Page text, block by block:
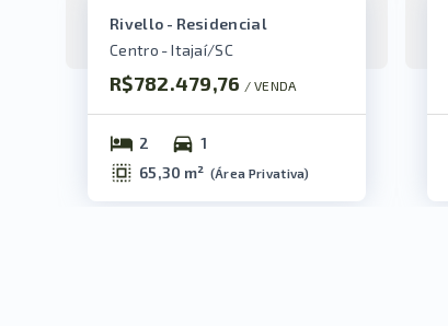
Rivello - Residencial
Centro - Itajaí/SC
R$782.479,76 / VENDA
2
1
65,30 m² (Área Privativa)